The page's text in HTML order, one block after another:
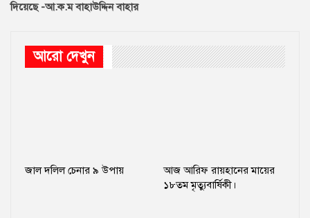
দিয়েছে -আ.ক.ম বাহাউদ্দিন বাহার
আরো দেখুন
জাল দলিল চেনার ৯ উপায়
আজ আরিফ রায়হানের মায়ের
১৮তম মৃত্যুবার্ষিকী।